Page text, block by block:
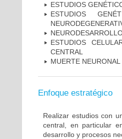
ESTUDIOS
ESTUDIOS
ESTUDIOS
CENTRAL
MUERTE
Enfoque estratégico
Realizar estudios con
central, en particular
desarrollo y procesos